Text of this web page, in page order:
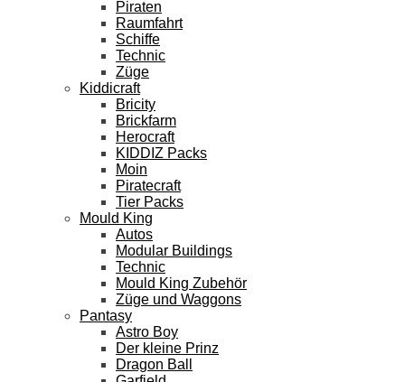
Piraten
Raumfahrt
Schiffe
Technic
Züge
Kiddicraft
Bricity
Brickfarm
Herocraft
KIDDIZ Packs
Moin
Piratecraft
Tier Packs
Mould King
Autos
Modular Buildings
Technic
Mould King Zubehör
Züge und Waggons
Pantasy
Astro Boy
Der kleine Prinz
Dragon Ball